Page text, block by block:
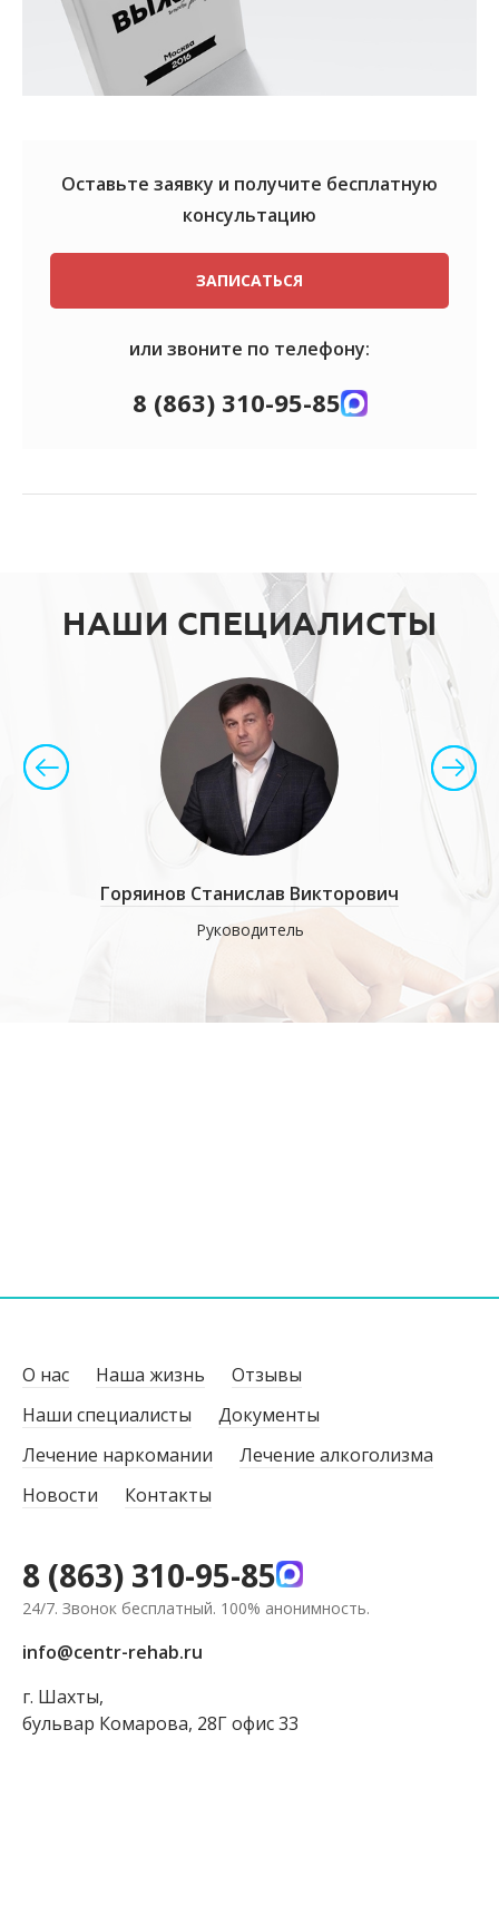
Оставьте заявку и получите бесплатную
консультацию
ЗАПИСАТЬСЯ
или звоните по телефону:
8 (863) 310-95-85
НАШИ СПЕЦИАЛИСТЫ
Горяинов Станислав Викторович
Руководитель
О нас Наша жизнь
Отзывы
Наши специалисты
Документы
Лечение наркомании
Лечение алкоголизма
Новости
Контакты
8 (863) 310-95-85
24/7. Звонок бесплатный. 100% анонимность.
info@centr-rehab.ru
г. Шахты,
бульвар Комарова, 28Г офис 33